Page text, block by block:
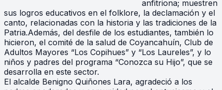
anfitriona; muestren
sus logros educativos en el folklore, la declamación y el
canto, relacionadas con la historia y las tradiciones de la
Patria.Además, del desfile de los estudiantes, también lo
hicieron, el comité de la salud de Coyancahuín, Club de
Adultos Mayores “Los Copihues” y “Los Laureles”, y lo
niños y padres del programa “Conozca su Hijo”, que se
desarrolla en este sector.
El alcalde Benigno Quiñones Lara, agradeció a los